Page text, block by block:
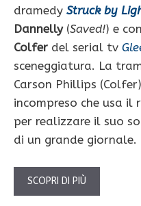
dramedy Struck by
Dannelly(Saved!) e
Colfer del serial tv
sceneggiatura. La
Carson Phillips
incompreso che usa
per realizzare il suo
di un grande giornale.
SCOPRI DI PIÙ